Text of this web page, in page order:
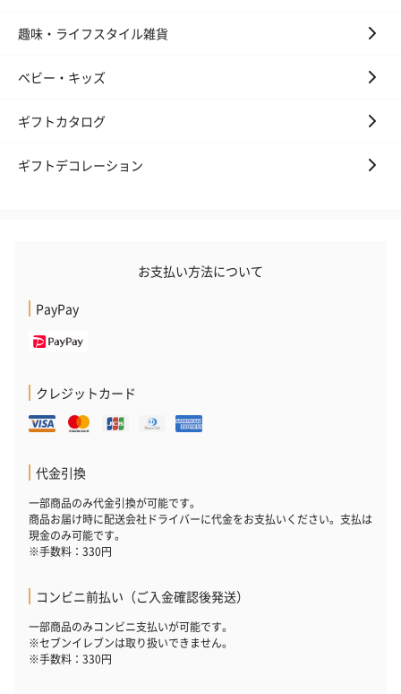
（レモン＆紅茶）（432
円）
（バナナ味）（540円）
ェ〜国産フル
スキンケアグッズ
ハンドクリーム3本セッ
ト【ありがとう】
リラックスグッズを同梱してお届けします。
かき氷入浴剤4点セット
（ブルー）（748円）
かき氷入浴剤4点セット
趣味・ライフスタイル雑貨
ベビー・キッズ
ギフトカタログ
ギフトデコレーション
お支払い方法について
PayPay
クレジットカード
代金引換
一部商品のみ代金引換が可能です。
商品お届け時に配送会社ドライバーに代金をお支払いください。支払は
現金のみ可能です。
※手数料：330円
コンビニ前払い（ご入金確認後発送）
一部商品のみコンビニ支払いが可能です。
※セブンイレブンは取り扱いできません。
※手数料：330円